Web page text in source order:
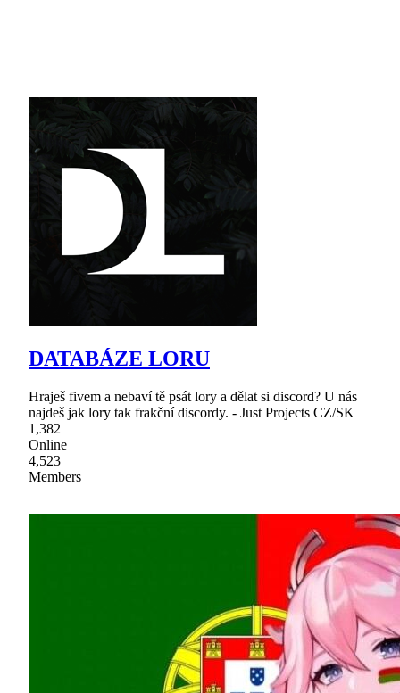
DATABÁZE LORU
Hraješ fivem a nebaví tě psát lory a dělat si discord? U nás
najdeš jak lory tak frakční discordy. - Just Projects CZ/SK
1,382
Online
4,523
Members